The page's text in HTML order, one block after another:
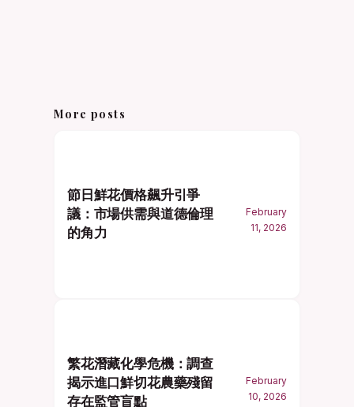
More posts
節日鮮花價格飆升引爭
議：市場供需與道德倫理
的角力
February
11, 2026
繁花潛藏化學危機：調查
揭示進口鮮切花農藥殘留
存在監管盲點
February
10, 2026